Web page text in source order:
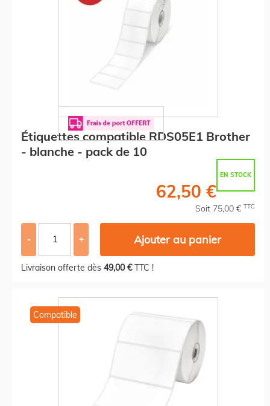
Étiquettes compatible RDS05E1 Brother
- blanche - pack de 10
EN STOCK
62,50 €
Soit 75,00 € TTC
- + Ajouter au panier
Livraison offerte dès 49,00 €TTC !
Compatible